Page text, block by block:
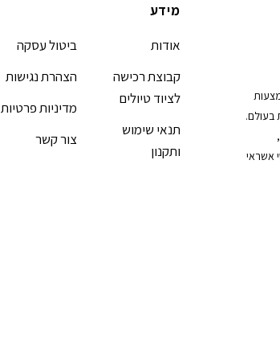
אשראי
מידע
אודות
קבוצת רכישה
לציוד טיולים
תנאי שימוש
ותקנון
ביטול עסקה
הצהרת נגישות
מדיניות פרטיות
צור קשר